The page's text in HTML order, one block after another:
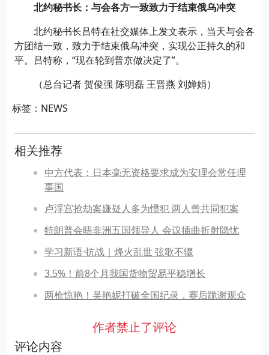
北约秘书长：与会各方一致致力于结束俄乌冲突
北约秘书长吕特在社交媒体上发文表示，当天与会各
方团结一致，致力于结束俄乌冲突，实现公正持久的和
平。吕特称，“现在轮到普京做决定了”。
（总台记者 贺俊强 陈明磊 王晋燕 刘婵娟）
标签：NEWS
相关推荐
中方代表：日本毫无资格要求成为安理会常任理
事国
卢浮宫抢劫案嫌疑人多为惯犯 两人曾共同犯案
特朗普会晤非洲五国领导人 会议插曲折射隐忧
学习新语·抗战｜烽火乱世 弦歌不辍
3.5%！前8个月我国货物贸易平稳增长
两枪惊艳！吴艳妮打破全国纪录，赛后跪谢观众
作者禁止了评论
评论内容